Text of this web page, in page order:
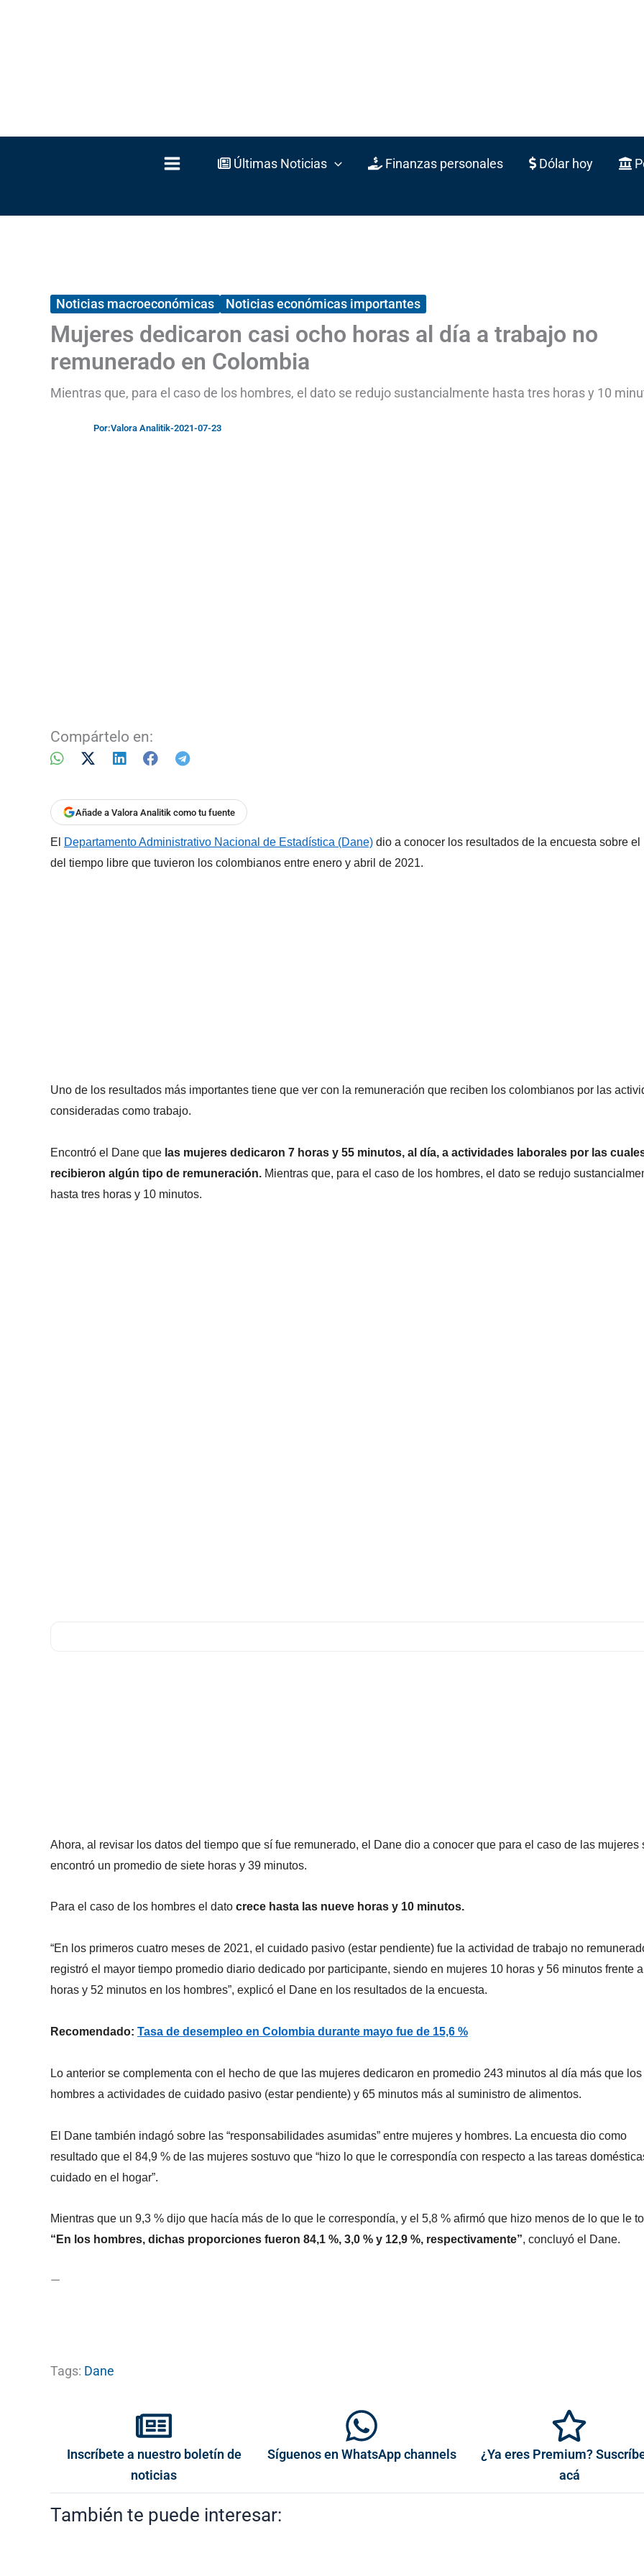
Últimas Noticias Finanzas personales Dólar hoy
Noticias macroeconómicas Noticias económicas importantes
Mujeres dedicaron casi ocho horas al día a trabajo no
remunerado en Colombia
Mientras que, para el caso de los hombres, el dato se redujo sustancialmente hasta tres horas y 10
Por:Valora Analitik-2021-07-23
Compártelo en:
Añade a Valora Analitik como tu fuente
El Departamento Administrativo Nacional de Estadística (Dane) dio a conocer los resultados de la encuesta sobre el
del tiempo libre que tuvieron los colombianos entre enero y abril de 2021.
Uno de los resultados más importantes tiene que ver con la remuneración que reciben los colombianos por las
consideradas como trabajo.
Encontró el Dane que las mujeres dedicaron 7 horas y 55 minutos, al día, a actividades laborales por las
recibieron algún tipo de remuneración. Mientras que, para el caso de los hombres, el dato se redujo
hasta tres horas y 10 minutos.
Ahora, al revisar los datos del tiempo que sí fue remunerado, el Dane dio a conocer que para el caso de las mujeres
encontró un promedio de siete horas y 39 minutos.
Para el caso de los hombres el dato crece hasta las nueve horas y 10 minutos.
“En los primeros cuatro meses de 2021, el cuidado pasivo (estar pendiente) fue la actividad de trabajo no
registró el mayor tiempo promedio diario dedicado por participante, siendo en mujeres 10 horas y 56 minutos frente
horas y 52 minutos en los hombres”, explicó el Dane en los resultados de la encuesta.
Recomendado: Tasa de desempleo en Colombia durante mayo fue de 15,6 %
Lo anterior se complementa con el hecho de que las mujeres dedicaron en promedio 243 minutos al día más que los
hombres a actividades de cuidado pasivo (estar pendiente) y 65 minutos más al suministro de alimentos.
El Dane también indagó sobre las “responsabilidades asumidas” entre mujeres y hombres. La encuesta dio como
resultado que el 84,9 % de las mujeres sostuvo que “hizo lo que le correspondía con respecto a las tareas
cuidado en el hogar”.
Mientras que un 9,3 % dijo que hacía más de lo que le correspondía, y el 5,8 % afirmó que hizo menos de lo que le
“En los hombres, dichas proporciones fueron 84,1 %, 3,0 % y 12,9 %, respectivamente”, concluyó el Dane.
—
Tags: Dane
Inscríbete a nuestro boletín de
noticias
Síguenos en WhatsApp channels
¿Ya eres Premium?
acá
También te puede interesar: